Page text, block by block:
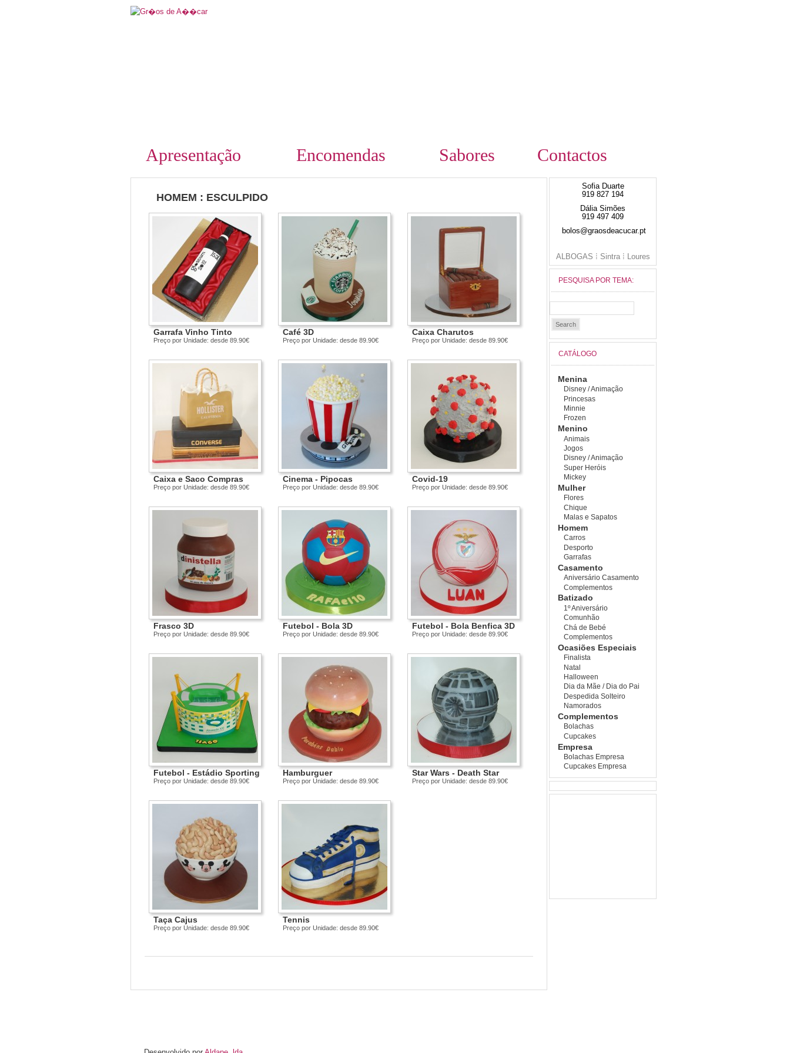
Apresentação Encomendas Sabores Contactos
HOMEM : ESCULPIDO
Garrafa Vinho Tinto
Preço por Unidade: desde 89.90€
Café 3D
Preço por Unidade: desde 89.90€
Caixa Charutos
Preço por Unidade: desde 89.90€
Caixa e Saco Compras
Preço por Unidade: desde 89.90€
Cinema - Pipocas
Preço por Unidade: desde 89.90€
Covid-19
Preço por Unidade: desde 89.90€
Frasco 3D
Preço por Unidade: desde 89.90€
Futebol - Bola 3D
Preço por Unidade: desde 89.90€
Futebol - Bola Benfica 3D
Preço por Unidade: desde 89.90€
Futebol - Estádio Sporting
Preço por Unidade: desde 89.90€
Hamburguer
Preço por Unidade: desde 89.90€
Star Wars - Death Star
Preço por Unidade: desde 89.90€
Taça Cajus
Preço por Unidade: desde 89.90€
Tennis
Preço por Unidade: desde 89.90€
Sofia Duarte
919 827 194
Dália Simões
919 497 409
bolos@graosdeacucar.pt
ALBOGAS ⁞ Sintra ⁞ Loures
PESQUISA POR TEMA:
CATÁLOGO
Menina
Disney / Animação
Princesas
Minnie
Frozen
Menino
Animais
Jogos
Disney / Animação
Super Heróis
Mickey
Mulher
Flores
Chique
Malas e Sapatos
Homem
Carros
Desporto
Garrafas
Casamento
Aniversário Casamento
Complementos
Batizado
1º Aniversário
Comunhão
Chá de Bebé
Complementos
Ocasiões Especiais
Finalista
Natal
Halloween
Dia da Mãe / Dia do Pai
Despedida Solteiro
Namorados
Complementos
Bolachas
Cupcakes
Empresa
Bolachas Empresa
Cupcakes Empresa